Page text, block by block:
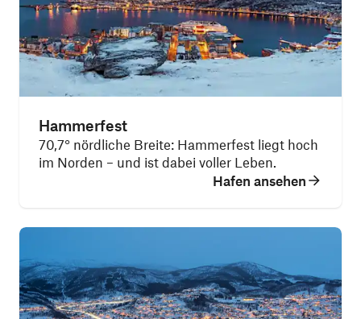
Hammerfest
70,7° nördliche Breite: Hammerfest liegt hoch
im Norden – und ist dabei voller Leben.
Hafen ansehen